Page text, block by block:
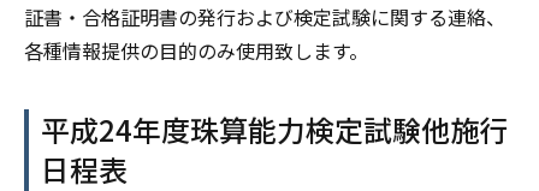
証書・合格証明書の発行および検定試験に関する連絡、
各種情報提供の目的のみ使用致します。
平成24年度珠算能力検定試験他施行
日程表